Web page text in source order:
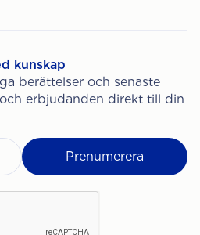
kunskap
berättelser och senaste
erbjudanden direkt till din